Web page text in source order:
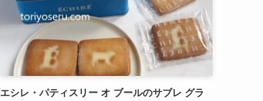
エシレ・パティスリー オ ブールのサブレ グラ